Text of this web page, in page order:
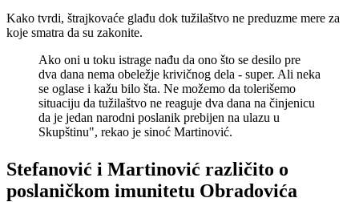
Kako tvrdi, štrajkovaće glađu dok tužilaštvo ne preduzme mere za
koje smatra da su zakonite.
Ako oni u toku istrage nađu da ono što se desilo pre
dva dana nema obeležje krivičnog dela - super. Ali neka
se oglase i kažu bilo šta. Ne možemo da tolerišemo
situaciju da tužilaštvo ne reaguje dva dana na činjenicu
da je jedan narodni poslanik prebijen na ulazu u
Skupštinu", rekao je sinoć Martinović.
Stefanović i Martinović različito o
poslaničkom imunitetu Obradovića